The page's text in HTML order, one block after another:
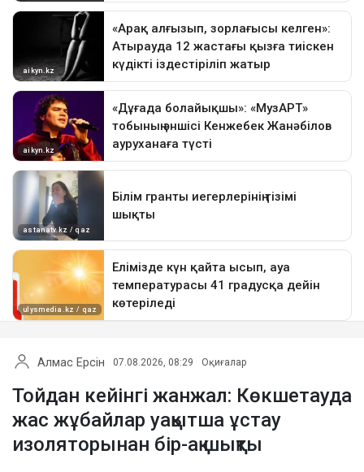
Алмас Ерсін 07.08.2026, 08:29 Оқиғалар
Тойдан кейінгі жанжал: Көкшетауда
жас жұбайлар уақытша ұстау
изоляторынан бір-ақ шықты